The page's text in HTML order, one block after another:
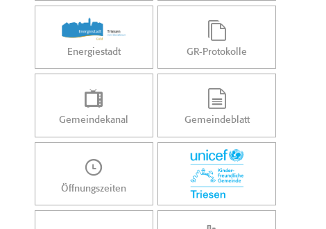
Energiestadt GR-Protokolle
Gemeindekanal Gemeindeblatt
Öffnungszeiten